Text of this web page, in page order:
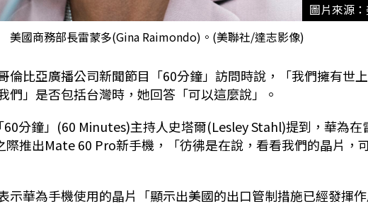
圖片來源
美國商務部長雷蒙多(Gina Raimondo)。(美聯社/達志影像)
倫比亞廣播公司新聞節目「60分鐘」訪問時說，「我們擁有世
們」是否包括台灣時，她回答「可以這麼說」。
60分鐘」(60 Minutes)主持人史塔爾(Lesley Stahl)提到，華為在
推出Mate 60 Pro新手機，「彷彿是在說，看看我們的晶片，
示華為手機使用的晶片「顯示出美國的出口管制措施已經發揮作